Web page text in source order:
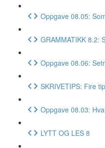
Oppgave 08.05:
GRAMMATIKK 8.2:
Oppgave 08.06:
SKRIVETIPS: Fire
Oppgave 08.03:
LYTT OG LES 8